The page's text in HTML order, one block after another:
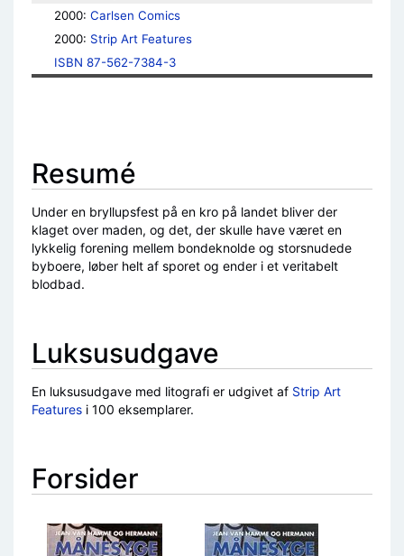
2000: Carlsen Comics
2000: Strip Art Features
ISBN 87-562-7384-3
Resumé
Under en bryllupsfest på en kro på landet bliver der
klaget over maden, og det, der skulle have været en
lykkelig forening mellem bondeknolde og storsnudede
byboere, løber helt af sporet og ender i et veritabelt
blodbad.
Luksusudgave
En luksusudgave med litografi er udgivet af Strip Art
Features i 100 eksemplarer.
Forsider